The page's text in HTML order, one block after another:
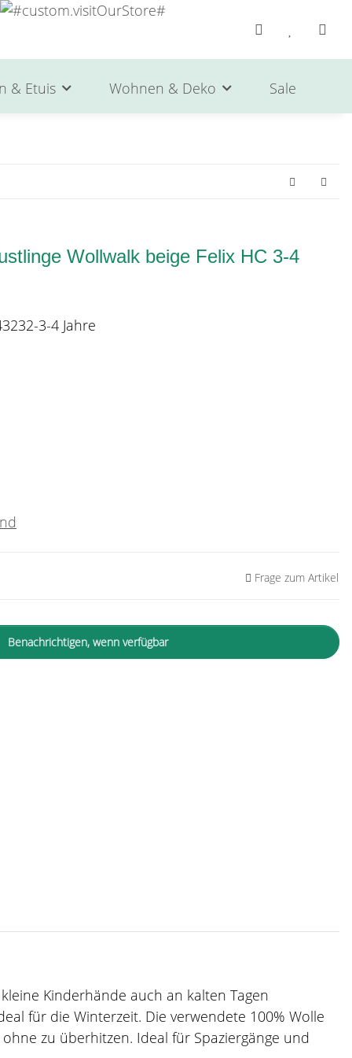
& Etuis Wohnen & Deko Sale
Wollwalk beige Felix HC 3-4
3-4 Jahre
Frage zum Artikel
Benachrichtigen, wenn verfügbar
Kinderhände auch an kalten Tagen
für die Winterzeit. Die verwendete 100% Wolle
zu überhitzen. Ideal für Spaziergänge und